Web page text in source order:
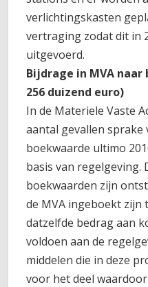
verlichtingskasten
vertraging zodat dit in
uitgevoerd.
Bijdrage in MVA naar
256 duizend euro)
In de Materiele Vaste
aantal gevallen sprake
boekwaarde ultimo
basis van regelgeving.
boekwaarden zijn
de MVA ingeboekt
datzelfde bedrag aan
voldoen aan de
middelen die in deze
voor het deel